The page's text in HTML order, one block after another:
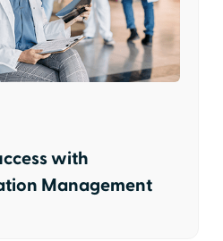
with
Management